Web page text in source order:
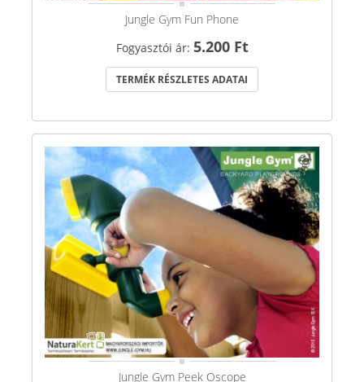
Jungle Gym Fun Phone
Fogyasztói ár: 5.200 Ft
TERMÉK RÉSZLETES ADATAI
Jungle Gym Peek Oscope